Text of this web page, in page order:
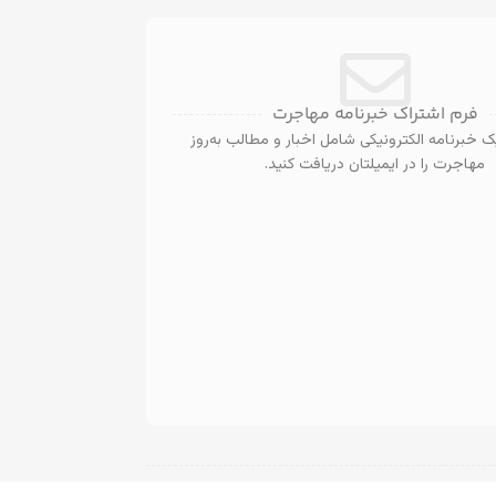
فرم اشتراک خبرنامه مهاجرت
خبرنامه الکترونیکی شامل اخبار و مطالب به‌روز
مهاجرت را در ایمیلتان دریافت کنید.